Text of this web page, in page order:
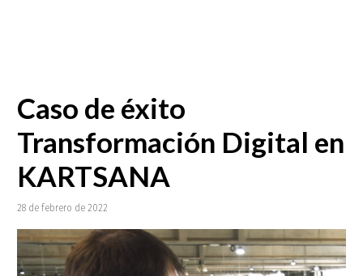
Caso de éxito
Transformación Digital en
KARTSANA
28 de febrero de 2022